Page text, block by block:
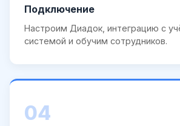
Подключение
Настроим Диадок, интеграцию с
системой и обучим сотрудников.
04